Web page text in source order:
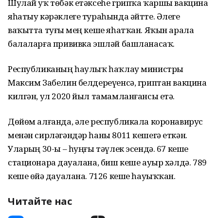
Шулай уҡ төбәк етәксеһе грипҡа ҡаршы вакцина
яһатыу кәрәклеге тураһында әйтте. Әлеге
ваҡытта туғыҙ мең кеше яһатҡан. Яҡын арала
балаларға прививка эшләй башланасаҡ.
Республиканың һаулыҡ һаҡлау министры
Максим Забелин белдереүенсә, гриптан вакцина
килгән, ул 2020 йыл тамамланғансы етә.
Дөйөм алғанда, әле республикала коронавирус
менән сирләгәндәр һаны 8011 кешегә еткән.
Уларҙың 30-ы – һуңғы тәүлек эсендә. 67 кеше
стационарҙа дауалана, биш кеше ауыр хәлдә. 789
кеше өйҙә дауалана. 7126 кеше һауыҡҡан.
Читайте нас